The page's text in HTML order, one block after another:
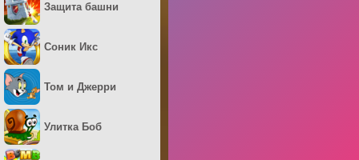
Защита башни
Соник Икс
Том и Джерри
Улитка Боб